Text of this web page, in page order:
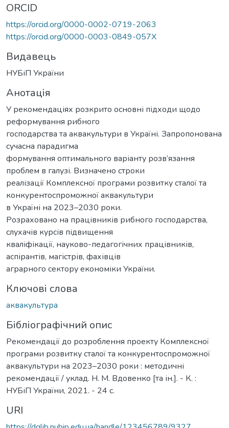
ORCID
https://orcid.org/0000-0002-0719-2063
https://orcid.org/0000-0003-0849-057X
Видавець
НУБіП України
Анотація
У рекомендаціях розкрито основні підходи щодо
реформування рибного
господарства та аквакультури в Україні. Запропонована
сучасна парадигма
формування оптимального варіанту розв’язання
проблем в галузі. Визначено строки
реалізації Комплексної програми розвитку сталої та
конкурентоспроможної аквакультури
в Україні на 2023–2030 роки.
Розраховано на працівників рибного господарства,
слухачів курсів підвищення
кваліфікації, науково-педагогічних працівників,
аспірантів, магістрів, фахівців
аграрного сектору економіки України.
Ключові слова
аквакультура
Бібліографічний опис
Рекомендації до розроблення проекту Комплексної
програми розвитку сталої та конкурентоспроможної
аквакультури на 2023–2030 роки : методичні
рекомендації / уклад. Н. М. Вдовенко [та ін.]. - К. :
НУБіП України, 2021. - 24 с.
URI